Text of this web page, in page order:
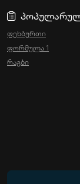
ფეხბურთი
ფორმულა 1
რაგბი